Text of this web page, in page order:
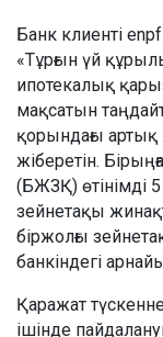
Банк клиенті
«Тұрғын үй
ипотекалық
мақсатын
қорындағы артық
жіберетін.
(БЖЗҚ) өтінімді
зейнетақы
біржолғы
банкіндегі
Қаражат
ішінде